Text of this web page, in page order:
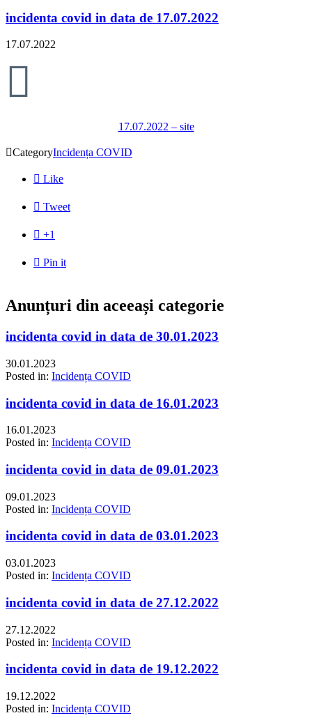
incidenta covid in data de 17.07.2022
17.07.2022

17.07.2022 – site
CategoryIncidența COVID
 Like
 Tweet
 +1
 Pin it
Anunțuri din aceeași categorie
incidenta covid in data de 30.01.2023
30.01.2023
Posted in: Incidența COVID
incidenta covid in data de 16.01.2023
16.01.2023
Posted in: Incidența COVID
incidenta covid in data de 09.01.2023
09.01.2023
Posted in: Incidența COVID
incidenta covid in data de 03.01.2023
03.01.2023
Posted in: Incidența COVID
incidenta covid in data de 27.12.2022
27.12.2022
Posted in: Incidența COVID
incidenta covid in data de 19.12.2022
19.12.2022
Posted in: Incidența COVID